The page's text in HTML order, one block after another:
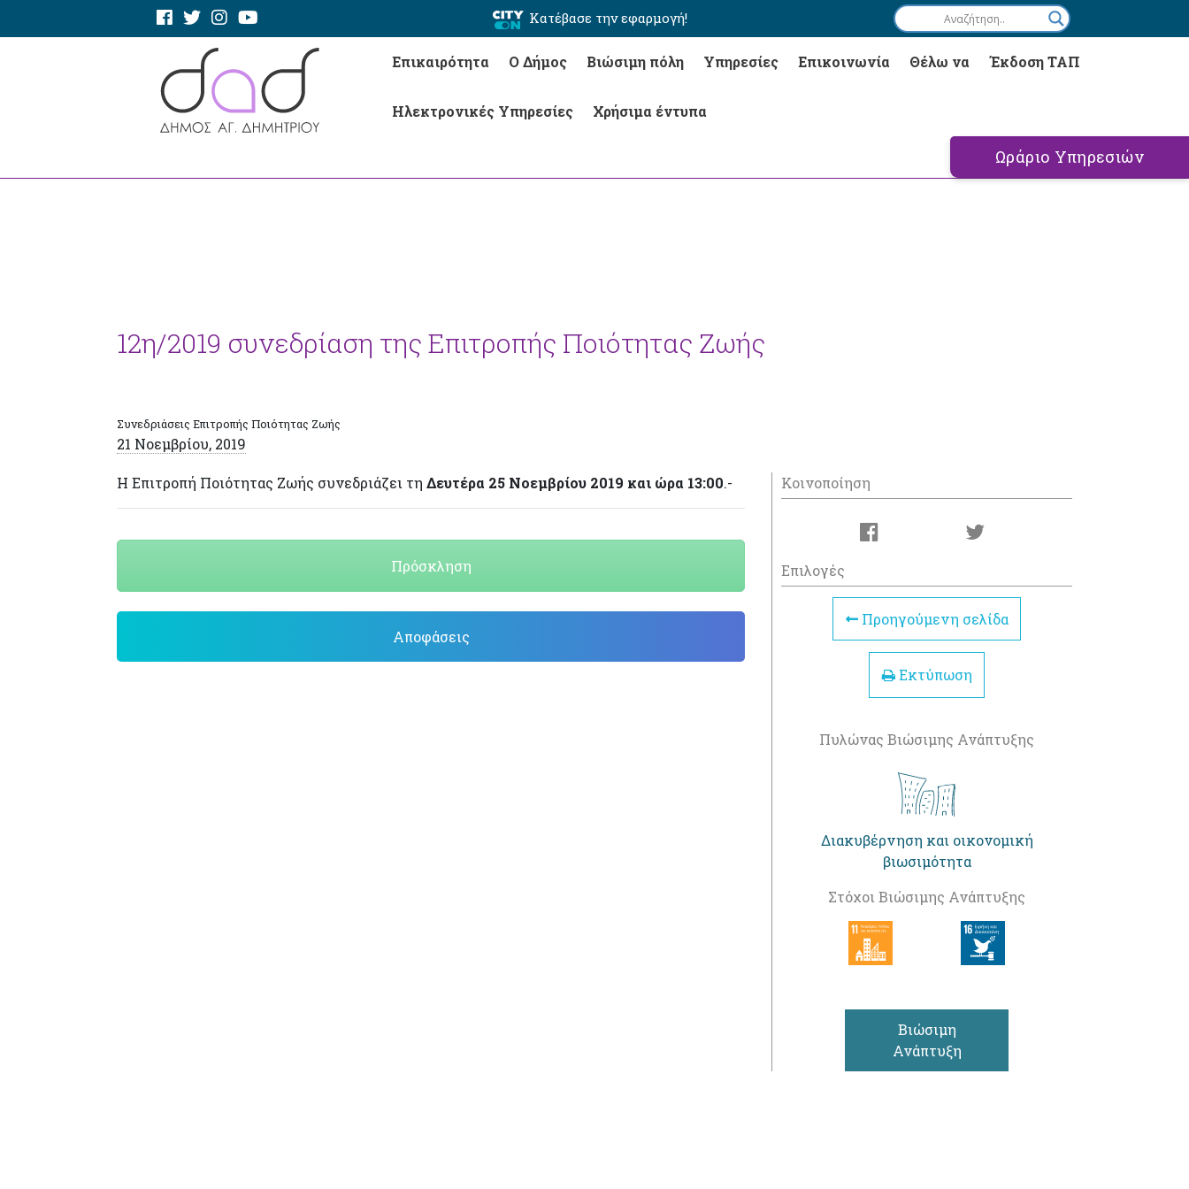
Κατέβασε την εφαρμογή!
Επικαιρότητα Ο Δήμος Βιώσιμη πόλη Υπηρεσίες Επικοινωνία Θέλω να Έκδοση ΤΑΠ
Ηλεκτρονικές Υπηρεσίες Χρήσιμα έντυπα
Ωράριο Υπηρεσιών
12η/2019 συνεδρίαση της Επιτροπής Ποιότητας Ζωής
Συνεδριάσεις Επιτροπής Ποιότητας Ζωής
21 Νοεμβρίου, 2019
Η Επιτροπή Ποιότητας Ζωής συνεδριάζει τη Δευτέρα 25 Νοεμβρίου 2019 και ώρα 13:00.-
Πρόσκληση
Αποφάσεις
Κοινοποίηση
Επιλογές
Προηγούμενη σελίδα
Εκτύπωση
Πυλώνας Βιώσιμης Ανάπτυξης
Διακυβέρνηση και οικονομική
βιωσιμότητα
Στόχοι Βιώσιμης Ανάπτυξης
Βιώσιμη
Ανάπτυξη